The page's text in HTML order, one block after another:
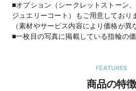
■オプション（シークレットストーン
ジュエリーコート）もご用意しており
（素材やサービス内容により価格が異
■一枚目の写真に掲載している指輪の
FEATURES
商品の特徴